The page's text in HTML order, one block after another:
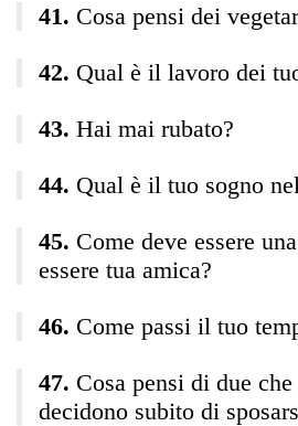
Cosa pensi dei
Qual è il lavoro dei
Hai mai rubato?
Qual è il tuo sogno
Come deve essere
essere tua amica?
Come passi il tuo
Cosa pensi di due
decidono subito di